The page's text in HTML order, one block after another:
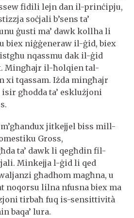
fidili lejn dan il-prinċipju,
soċjali b’sens ta’
ġusti ma’ dawk kollha li
biex niġġeneraw il-ġid, biex
nqassmu dak il-ġid
Mingħajr il-ħolqien tal-
xi tqassam. Iżda mingħajr
għodda ta’ esklużjoni
m’għandux jitkejjel biss mill-
Gross,
ta’ dawk li qegħdin fil-
Minkejja l-ġid li qed
għadhom magħna, u
noqorsu lilna nfusna biex ma
tirbaħ fuq is-sensittività
baqa’ lura.